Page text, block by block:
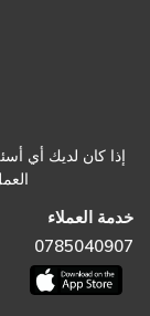
إذا كان لديك أي
العمل لدينا
خدمة العملاء
0785040907